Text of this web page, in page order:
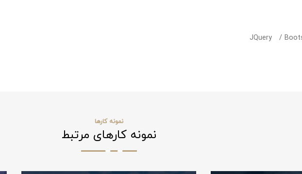
نمونه کارها
نمونه کارهای مرتبط